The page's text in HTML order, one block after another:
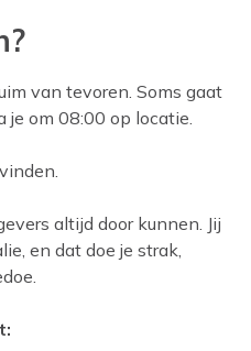
van tevoren. Soms gaat
je om 08:00 op locatie.
altijd door kunnen. Jij
en dat doe je strak,